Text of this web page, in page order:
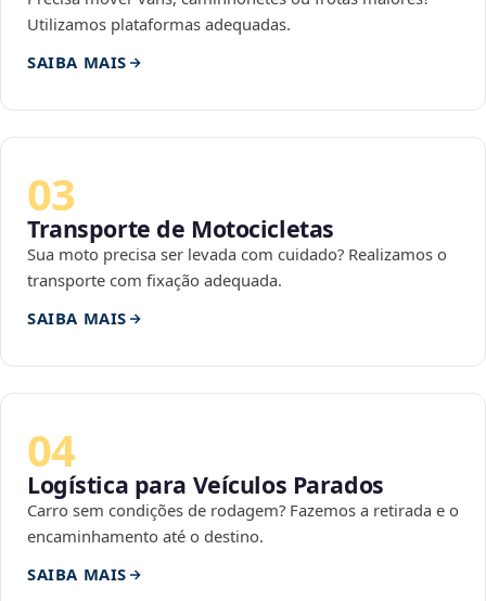
Utilizamos plataformas adequadas.
SAIBA MAIS
03
Transporte de Motocicletas
Sua moto precisa ser levada com cuidado? Realizamos o
transporte com fixação adequada.
SAIBA MAIS
04
Logística para Veículos Parados
Carro sem condições de rodagem? Fazemos a retirada e o
encaminhamento até o destino.
SAIBA MAIS